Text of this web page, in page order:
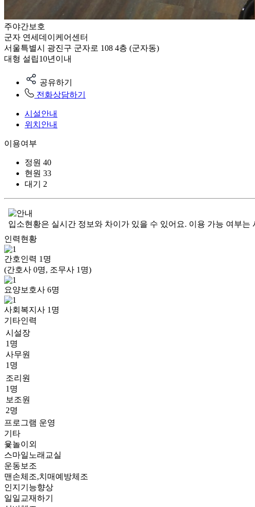
주야간보호
군자 연세데이케어센터
서울특별시 광진구 군자로 108 4층 (군자동)
대형 설립10년이내
공유하기
전화상담하기
시설안내
위치안내
이용여부
정원 40
현원 33
대기
2
입소현황은 실시간 정보와 차이가 있을 수 있어요. 이용 가능 여부는
인력현황
간호인력 1 명
(간호사 0명, 조무사 1명)
요양보호사 6명
사회복지사 1 명
기타인력
시설장
1명
사무원
1명
조리원
1명
보조원
2명
프로그램 운영
기타
윷놀이외
스마일노래교실
운동보조
맨손체조,치매예방체조
인지기능향상
일일교재하기